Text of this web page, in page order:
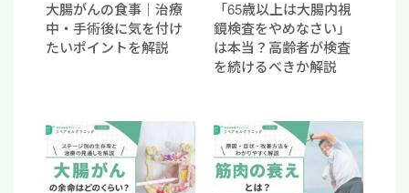
大腸がんの食事｜治療
中・手術後に気を付け
たいポイントを解説
「65歳以上は大腸内視
鏡検査をやめなさい」
は本当？高齢者が検査
を続けるべきか解説